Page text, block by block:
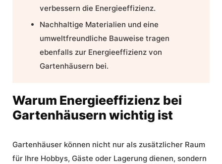
verbessern die Energieeffizienz.
Nachhaltige Materialien und eine
umweltfreundliche Bauweise tragen
ebenfalls zur Energieeffizienz von
Gartenhäusern bei.
Warum Energieeffizienz bei
Gartenhäusern wichtig ist
Gartenhäuser können nicht nur als zusätzlicher Raum
für Ihre Hobbys, Gäste oder Lagerung dienen, sondern